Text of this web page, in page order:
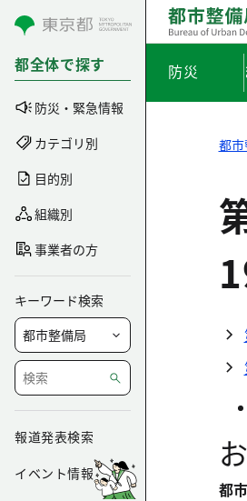
コンテンツにスキップ
都全体で探す
防災・緊急情報
カテゴリ別
目的別
組織別
事業者の方
キーワード検索
報道発表検索
イベント情報
防災
都
都